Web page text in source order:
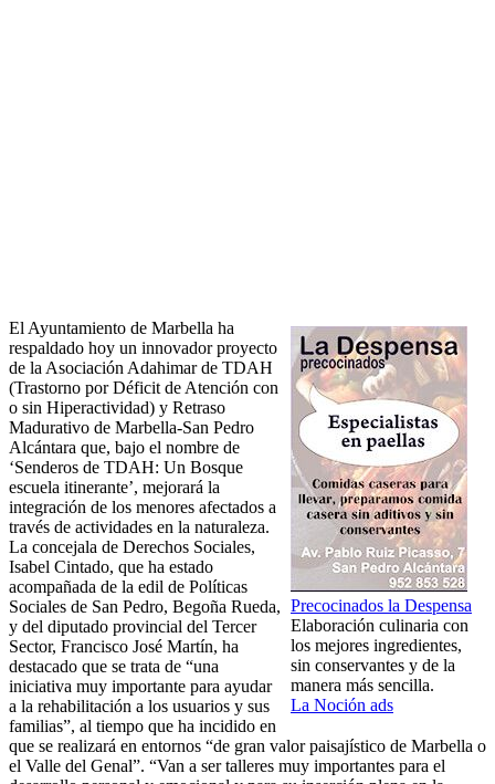
Precocinados la Despensa
Elaboración culinaria con
los mejores ingredientes,
sin conservantes y de la
manera más sencilla.
La Noción ads
El Ayuntamiento de Marbella ha
respaldado hoy un innovador proyecto
de la Asociación Adahimar de TDAH
(Trastorno por Déficit de Atención con
o sin Hiperactividad) y Retraso
Madurativo de Marbella-San Pedro
Alcántara que, bajo el nombre de
‘Senderos de TDAH: Un Bosque
escuela itinerante’, mejorará la
integración de los menores afectados a
través de actividades en la naturaleza.
La concejala de Derechos Sociales,
Isabel Cintado, que ha estado
acompañada de la edil de Políticas
Sociales de San Pedro, Begoña Rueda,
y del diputado provincial del Tercer
Sector, Francisco José Martín, ha
destacado que se trata de “una
iniciativa muy importante para ayudar
a la rehabilitación a los usuarios y sus
familias”, al tiempo que ha incidido en
que se realizará en entornos “de gran valor paisajístico de Marbella o
el Valle del Genal”. “Van a ser talleres muy importantes para el